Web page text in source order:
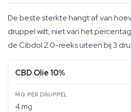
De beste sterkte hangt af van
druppel wilt, niet van het
de Cibdol 2.0-reeks uiteen bij 3
CBD Olie 10%
4 mg